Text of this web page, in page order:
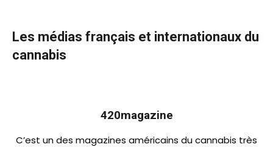
Les médias français et internationaux du
cannabis
420magazine
C’est un des magazines américains du cannabis très